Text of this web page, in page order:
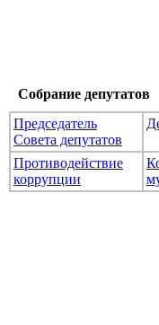
Собрание депутатов
Председатель
Совета депутатов
Противодействие
коррупции